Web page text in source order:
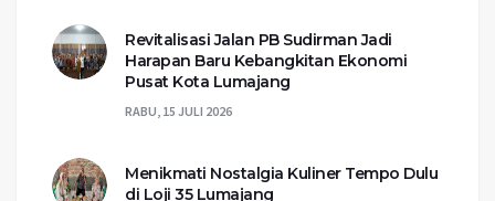
Revitalisasi Jalan PB Sudirman Jadi
Harapan Baru Kebangkitan Ekonomi
Pusat Kota Lumajang
RABU, 15 JULI 2026
Menikmati Nostalgia Kuliner Tempo Dulu
di Loji 35 Lumajang